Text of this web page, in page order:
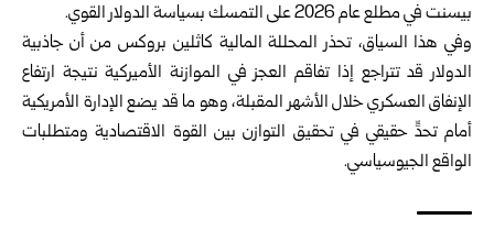
بيسنت في مطلع عام 2026 على التمسك بسياسة الدولار القوي.
وفي هذا السياق، تحذر المحللة المالية كاثلين بروكس من أن جاذبية
الدولار قد تتراجع إذا تفاقم العجز في الموازنة الأميركية نتيجة ارتفاع
الإنفاق العسكري خلال الأشهر المقبلة، وهو ما قد يضع الإدارة الأمريكية
أمام تحدٍّ حقيقي في تحقيق التوازن بين القوة الاقتصادية ومتطلبات
الواقع الجيوسياسي.